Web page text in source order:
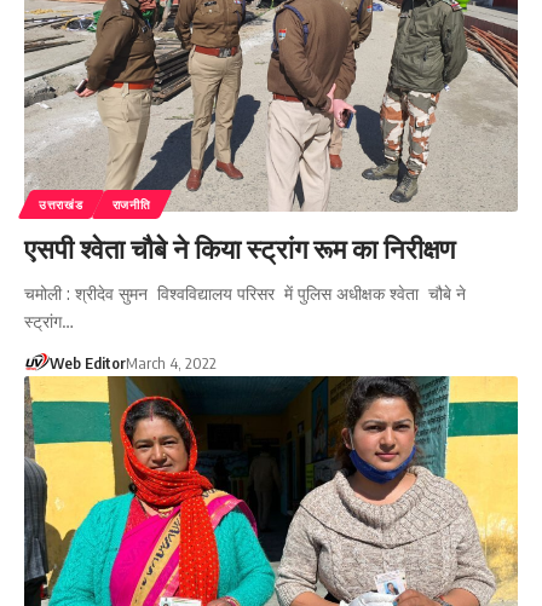
उत्तराखंड राजनीति
एसपी श्वेता चौबे ने किया स्ट्रांग रूम का निरीक्षण
चमोली : श्रीदेव सुमन विश्वविद्यालय परिसर में पुलिस अधीक्षक श्वेता चौबे ने
स्ट्रांग…
Web EditorMarch 4, 2022